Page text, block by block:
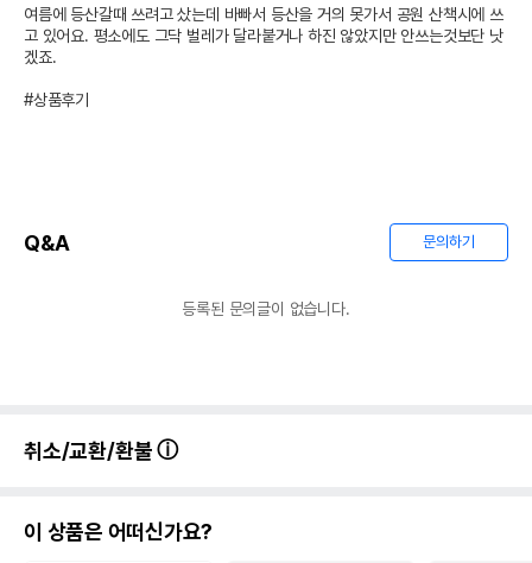
여름에 등산갈때 쓰려고 샀는데 바빠서 등산을 거의 못가서 공원 산책시에 쓰
고 있어요. 평소에도 그닥 벌레가 달라붙거나 하진 않았지만 안쓰는것보단 낫
겠죠.
#상품후기
Q&A 문의하기
등록된 문의글이 없습니다.
취소/교환/환불
이 상품은 어떠신가요?